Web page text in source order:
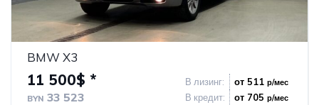
BMW X3
11 500$ *
BYN 33 523
В лизинг: от 511 р/мес
В кредит: от 705 р/мес